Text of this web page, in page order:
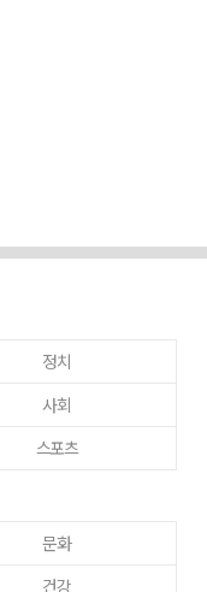
정치
사회
스포츠
문화
건강